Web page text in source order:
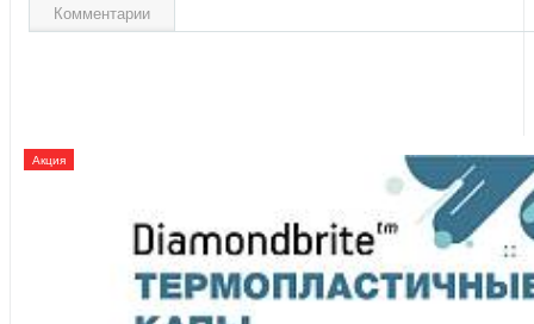
Комментарии
Акция